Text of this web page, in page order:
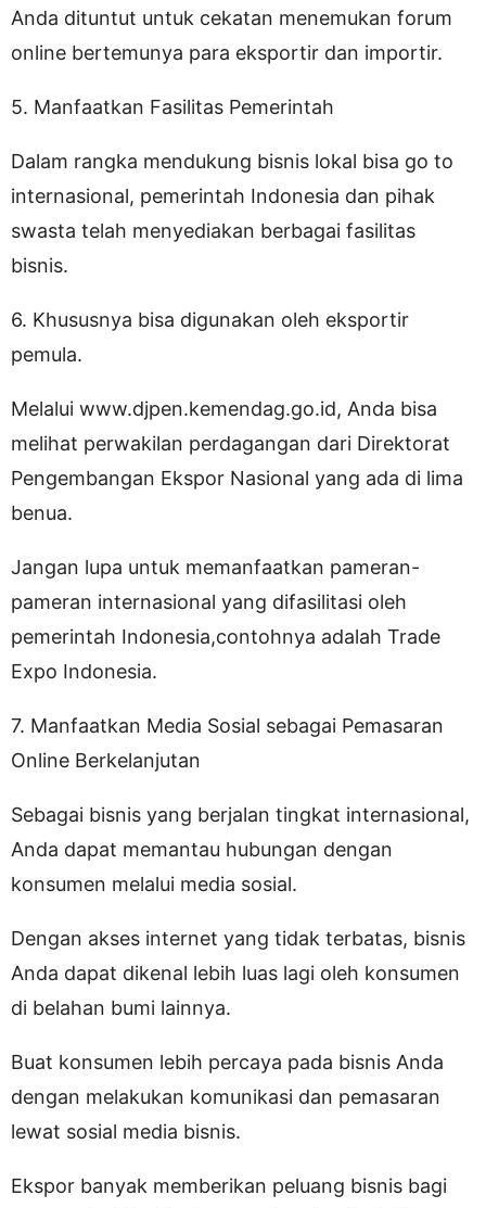
Anda dituntut untuk cekatan menemukan forum
online bertemunya para eksportir dan importir.
5. Manfaatkan Fasilitas Pemerintah
Dalam rangka mendukung bisnis lokal bisa go to
internasional, pemerintah Indonesia dan pihak
swasta telah menyediakan berbagai fasilitas
bisnis.
6. Khususnya bisa digunakan oleh eksportir
pemula.
Melalui www.djpen.kemendag.go.id, Anda bisa
melihat perwakilan perdagangan dari Direktorat
Pengembangan Ekspor Nasional yang ada di lima
benua.
Jangan lupa untuk memanfaatkan pameran-
pameran internasional yang difasilitasi oleh
pemerintah Indonesia,contohnya adalah Trade
Expo Indonesia.
7. Manfaatkan Media Sosial sebagai Pemasaran
Online Berkelanjutan
Sebagai bisnis yang berjalan tingkat internasional,
Anda dapat memantau hubungan dengan
konsumen melalui media sosial.
Dengan akses internet yang tidak terbatas, bisnis
Anda dapat dikenal lebih luas lagi oleh konsumen
di belahan bumi lainnya.
Buat konsumen lebih percaya pada bisnis Anda
dengan melakukan komunikasi dan pemasaran
lewat sosial media bisnis.
Ekspor banyak memberikan peluang bisnis bagi